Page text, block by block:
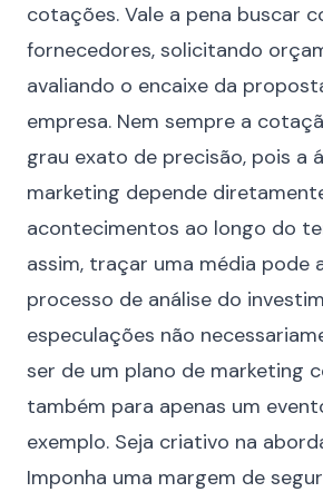
cotações. Vale a pena buscar
fornecedores, solicitando
avaliando o encaixe da
empresa. Nem sempre a
grau exato de precisão, pois a
marketing depende
acontecimentos ao longo do
assim, traçar uma média pode
processo de análise do
especulações não
ser de um plano de marketing
também para apenas um
exemplo. Seja criativo na
Imponha uma margem de